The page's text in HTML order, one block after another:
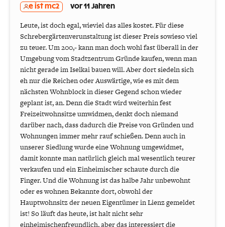
e ist mc2 vor 11 Jahren
Leute, ist doch egal, wieviel das alles kostet. Für diese
Schrebergärtenverunstaltung ist dieser Preis sowieso viel
zu teuer. Um 200,- kann man doch wohl fast überall in der
Umgebung vom Stadtzentrum Gründe kaufen, wenn man
nicht gerade im Iselkai bauen will. Aber dort siedeln sich
eh nur die Reichen oder Auswärtige, wie es mit dem
nächsten Wohnblock in dieser Gegend schon wieder
geplant ist, an. Denn die Stadt wird weiterhin fest
Freizeitwohnsitze umwidmen, denkt doch niemand
darüber nach, dass dadurch die Preise von Gründen und
Wohnungen immer mehr rauf schießen. Denn auch in
unserer Siedlung wurde eine Wohnung umgewidmet,
damit konnte man natürlich gleich mal wesentlich teurer
verkaufen und ein Einheimischer schaute durch die
Finger. Und die Wohnung ist das halbe Jahr unbewohnt
oder es wohnen Bekannte dort, obwohl der
Hauptwohnsitz der neuen Eigentümer in Lienz gemeldet
ist! So läuft das heute, ist halt nicht sehr
einheimischenfreundlich, aber das interessiert die